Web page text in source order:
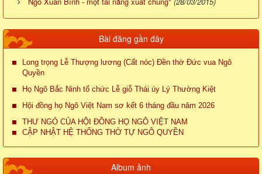
Bài đăng gần đây
Long trọng Lễ Thượng lương (Cất nóc) Đền thờ Đức vua Ngô
Quyền
Họ Ngô Bắc Ninh tổ chức Lễ giỗ Thái úy Lý Thường Kiệt
Hội đồng họ Ngô Việt Nam sơ kết 6 tháng đầu năm 2026
THƯ NGỎ CỦA HỘI ĐỒNG HỌ NGÔ VIỆT NAM
CẬP NHẬT HỆ THỐNG THỜ TỰ NGÔ QUYỀN
Album ảnh